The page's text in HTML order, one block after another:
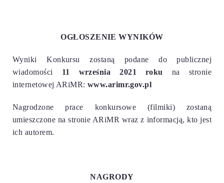
OGŁOSZENIE WYNIKÓW
Wyniki Konkursu zostaną podane do publicznej
wiadomości 11 września 2021 roku
na stronie
internetowej ARiMR: www.arimr.gov.pl
Nagrodzone prace konkursowe (filmiki) zostaną
umieszczone na stronie ARiMR wraz z informacją, kto jest
ich autorem.
NAGRODY